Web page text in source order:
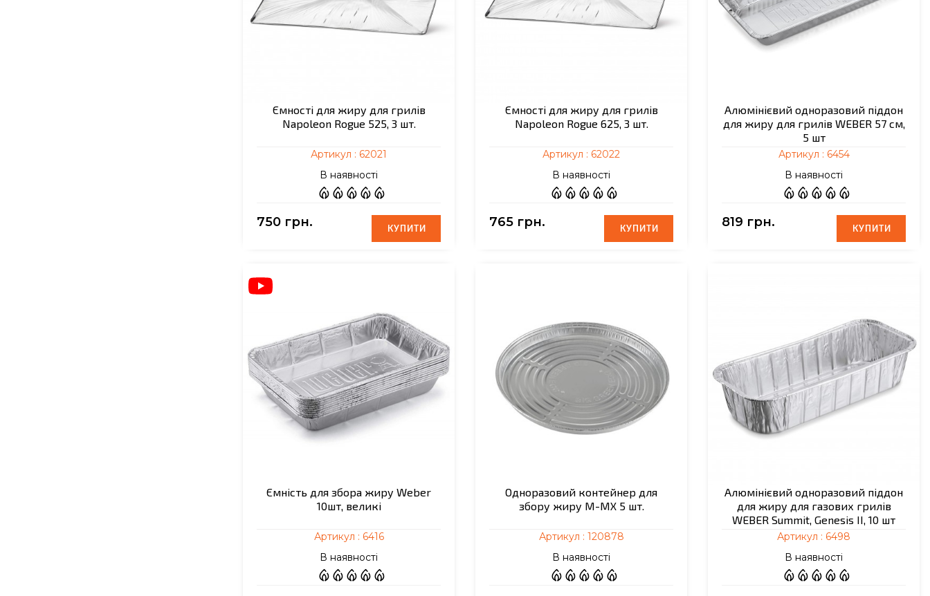
Ємності для жиру для грилів
Napoleon Rogue 525, 3 шт.
Артикул : 62021
В наявності
750 грн. КУПИТИ
КУПИТИ
Ємності для жиру для грилів
Napoleon Rogue 625, 3 шт.
Артикул : 62022
В наявності
765 грн. КУПИТИ
КУПИТИ
Алюмінієвий одноразовий піддон
для жиру для грилів WEBER 57 см,
5 шт
Артикул : 6454
В наявності
819 грн. КУПИТИ
КУПИТИ
Ємність для збора жиру Weber
10шт, великі
Артикул : 6416
В наявності
Одноразовий контейнер для
збору жиру M-MX 5 шт.
Артикул : 120878
В наявності
Алюмінієвий одноразовий піддон
для жиру для газових грилів
WEBER Summit, Genesis II, 10 шт
Артикул : 6498
В наявності